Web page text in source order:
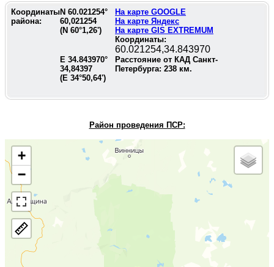
Координаты
района:
N 60.021254°
60,021254
(N 60°1,26')
На карте GOOGLE
На карте Яндекс
На карте GIS EXTREMUM
Координаты:
60.021254,34.843970
E 34.843970°
34,84397
(E 34°50,64')
Расстояние от КАД Санкт-
Петербурга: 238 км.
Район проведения ПСР:
+
−